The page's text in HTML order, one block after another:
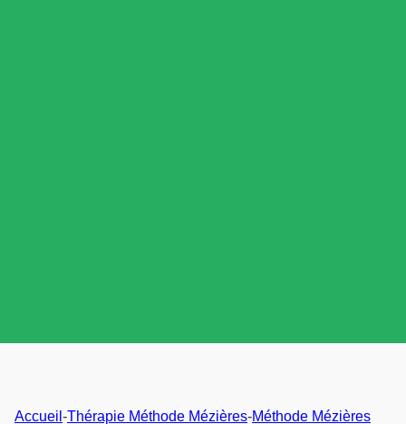
Accueil -Thérapie Méthode Mézières-Méthode Mézières